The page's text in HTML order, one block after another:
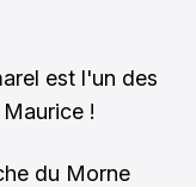
est l'un des
!
du Morne